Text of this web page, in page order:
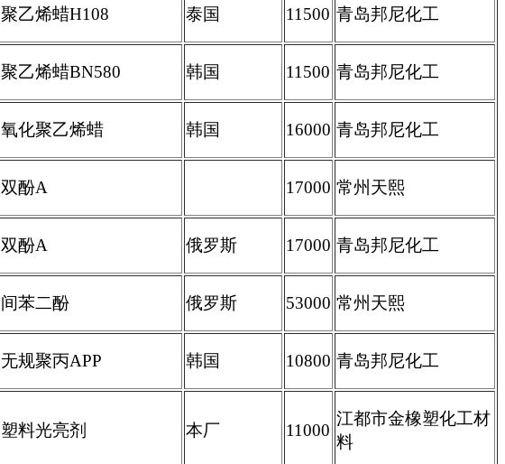
聚乙烯蜡H108 泰国 11500 青岛邦尼化工
聚乙烯蜡BN580 韩国 11500 青岛邦尼化工
氧化聚乙烯蜡 韩国 16000 青岛邦尼化工
双酚A 17000 常州天熙
双酚A 俄罗斯 17000 青岛邦尼化工
间苯二酚 俄罗斯 53000 常州天熙
无规聚丙APP 韩国 10800 青岛邦尼化工
塑料光亮剂 本厂 11000
江都市金橡塑化工材
料